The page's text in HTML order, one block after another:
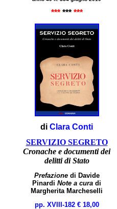
*** *** ***
di Clara Conti
SERVIZIO SEGRETO
Cronache e documenti dei
delitti di Stato
Prefazionedi Davide
Pinardi Note a cura di
Margherita Marcheselli
pp. XVIII-182 € 18,00